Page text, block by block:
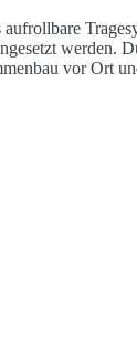
werden.
vor Ort